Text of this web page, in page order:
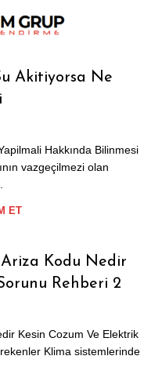
Akitiyorsa Ne
Hakkında Bilinmesi
vazgeçilmezi olan
ET
Kodu Nedir
Rehberi 2
Kesin Cozum Ve Elektrik
Klima sistemlerinde